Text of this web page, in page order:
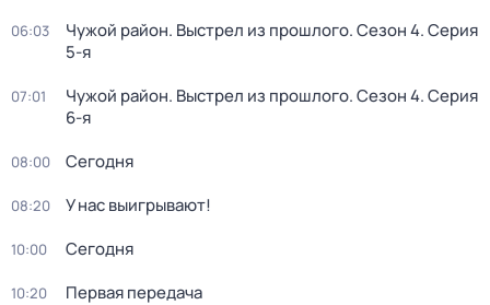
06:03 Чужой район. Выстрел из прошлого. Сезон 4. Серия
5-я
07:01 Чужой район. Выстрел из прошлого. Сезон 4. Серия
6-я
08:00 Сегодня
08:20 У нас выигрывают!
10:00 Сегодня
10:20 Первая передача